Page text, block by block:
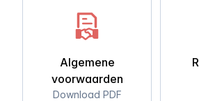
Algemene
voorwaarden
Download PDF